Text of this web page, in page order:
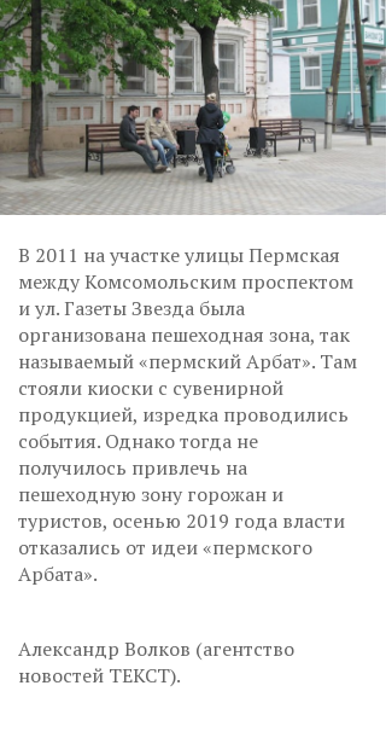
В 2011 на участке улицы Пермская
между Комсомольским проспектом
и ул. Газеты Звезда была
организована пешеходная зона, так
называемый «пермский Арбат». Там
стояли киоски с сувенирной
продукцией, изредка проводились
события. Однако тогда не
получилось привлечь на
пешеходную зону горожан и
туристов, осенью 2019 года власти
отказались от идеи «пермского
Арбата».
Александр Волков (агентство
новостей ТЕКСТ).